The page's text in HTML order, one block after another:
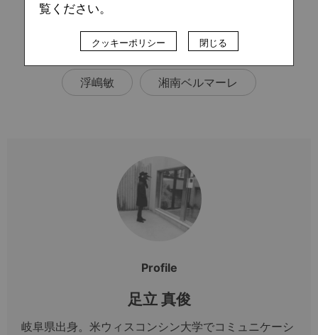
J1リーグ 分析 山口智
浮嶋敏 湘南ベルマーレ
Profile
足立 真俊
岐阜県出身。米ウィスコンシン大学でコミュニケーシ
覧ください。
クッキーポリシー 閉じる